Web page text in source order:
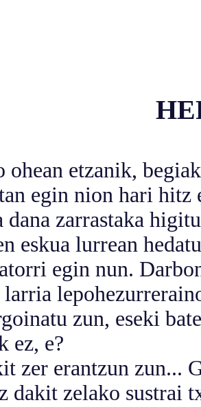
etzanik, begiak
egin nion hari
zarrastaka higitu
eskua lurrean
egin nun.
larria
zun, eseki
e?
erantzun zun...
dakit zelako sustrai